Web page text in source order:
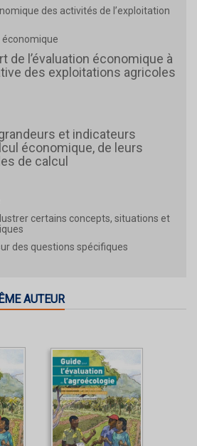
des activités de l’exploitation
économique
de l’évaluation économique à
des exploitations agricoles
et indicateurs
économique, de leurs
de calcul
certains concepts, situations et
des questions spécifiques
AUTEUR